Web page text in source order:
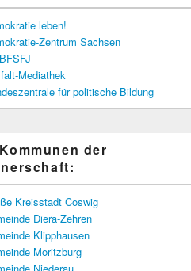
leben!
Zentrum Sachsen
Mediathek
für politische Bildung
der
Kreisstadt Coswig
Diera-Zehren
Klipphausen
Moritzburg